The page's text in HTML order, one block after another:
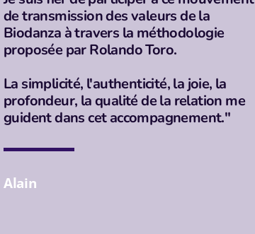
de transmission des valeurs de la
Biodanza à travers la méthodologie
proposée par Rolando Toro.
La simplicité, l'authenticité, la joie, la
profondeur, la qualité de la relation me
guident dans cet accompagnement."
Alain